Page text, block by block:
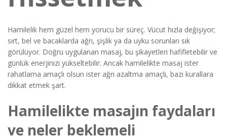
Hamilelik hem güzel hem yorucu bir süreç. Vücut hızla değişiyor;
sırt, bel ve bacaklarda ağrı, şişlik ya da uyku sorunları sık
görülüyor. Doğru uygulanan masaj, bu şikayetleri hafifletebilir ve
günlük enerjinizi yükseltebilir. Ancak hamilelikte masaj ister
rahatlama amaçlı olsun ister ağrı azaltma amaçlı, bazı kurallara
dikkat etmek şart.
Hamilelikte masajın faydaları
ve neler beklemeli